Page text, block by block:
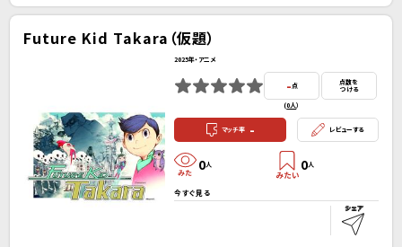
Future Kid Takara（仮題）
2025年・アニメ
-点
(0人）
点数を
つける
マッチ率 - レビューする
0人 0人
今すぐ見る